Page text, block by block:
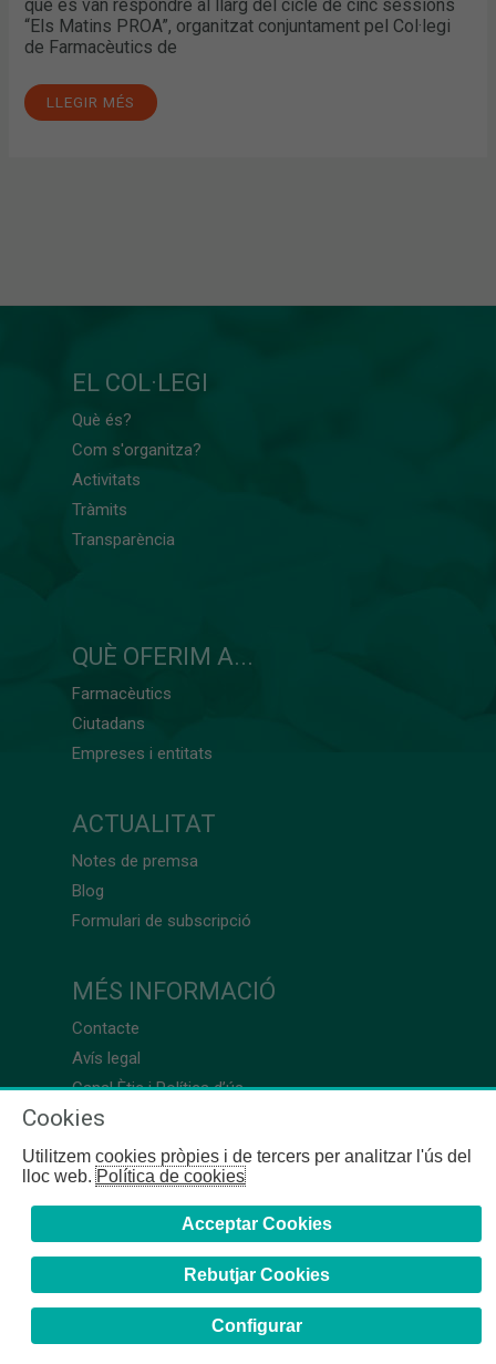
que es van respondre al llarg del cicle de cinc sessions
“Els Matins PROA”, organitzat conjuntament pel Col·legi
de Farmacèutics de
LLEGIR MÉS
EL COL·LEGI
Què és?
Com s'organitza?
Activitats
Tràmits
Transparència
QUÈ OFERIM A...
Farmacèutics
Ciutadans
Empreses i entitats
ACTUALITAT
Notes de premsa
Blog
Formulari de subscripció
MÉS INFORMACIÓ
Contacte
Avís legal
Canal Ètic i Política d’ús
Cookies
Utilitzem cookies pròpies i de tercers per analitzar l'ús del
lloc web.Política de cookies
Acceptar Cookies
Rebutjar Cookies
Configurar